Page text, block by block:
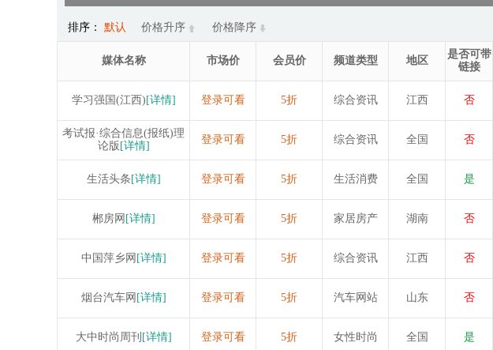
排序： 默认 价格升序 价格降序
媒体名称 市场价 会员价 频道类型 地区
是否可带
链接
学习强国(江西) [详情] 登录可看 5折 综合资讯 江西 否
考试报·综合信息(报纸)理
论版 [详情]
登录可看 5折 综合资讯 全国 否
生活头条 [详情] 登录可看 5折 生活消费 全国 是
郴房网 [详情] 登录可看 5折 家居房产 湖南 否
中国萍乡网 [详情] 登录可看 5折 综合资讯 江西 否
烟台汽车网 [详情] 登录可看 5折 汽车网站 山东 否
大中时尚周刊 [详情] 登录可看 5折 女性时尚 全国 是